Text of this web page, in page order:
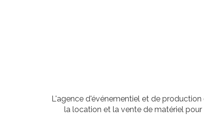
L'agence d'événementiel et de
la location et la vente de matériel